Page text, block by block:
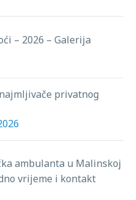
– 2026 – Galerija
privatnog
ambulanta u Malinskoj
vrijeme i kontakt